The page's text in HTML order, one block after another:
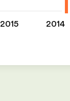
2014
2015